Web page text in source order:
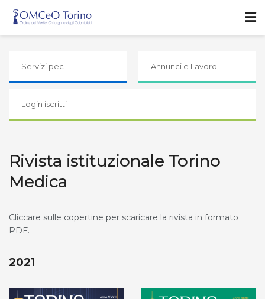
Servizi pec Annunci e Lavoro
Login iscritti
Rivista istituzionale Torino
Medica
Cliccare sulle copertine per scaricare la rivista in formato
PDF.
2021